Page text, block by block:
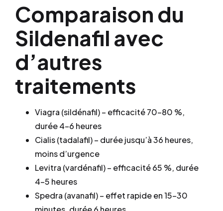
Comparaison du
Sildenafil avec
d’autres
traitements
Viagra (sildénafil) – efficacité 70-80 %,
durée 4-6 heures
Cialis (tadalafil) – durée jusqu’à 36 heures,
moins d’urgence
Levitra (vardénafil) – efficacité 65 %, durée
4-5 heures
Spedra (avanafil) – effet rapide en 15-30